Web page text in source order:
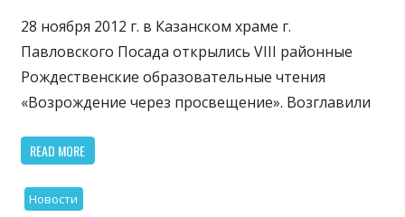
28 ноября 2012 г. в Казанском храме г.
Павловского Посада открылись VIII районные
Рождественские образовательные чтения
«Возрождение через просвещение». Возглавили
READ MORE
Новости